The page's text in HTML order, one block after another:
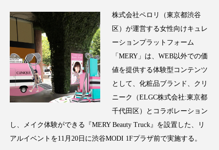
アスレジャーコスメ アレルギー アロマ
アンチエイジング アンチソリチュード
インタビュー インナービューティー 冷え
インナービューティーアワード2025受賞商品
ウェルネス
エイジングケア
株式会社ペロリ（東京都渋谷
区）が運営する女性向けキュレ
ーションプラットフォーム
「MERY」は、WEB以外での価
値を提供する体験型コンテンツ
として、化粧品ブランド、クリ
ニーク（ELGC株式会社:東京都
千代田区）とコラボレーション
し、メイク体験ができる『MERY Beauty Truck』を設置した、リ
アルイベントを11月20日に渋谷MODI 1Fプラザ前で実施する。